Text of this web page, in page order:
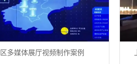
多媒体展厅视频制作案例